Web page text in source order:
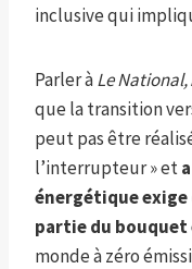
inclusive qui
Parler àLe National,
que la transition
peut pas être
l’interrupteur » et
énergétique
partie du
monde à zéro